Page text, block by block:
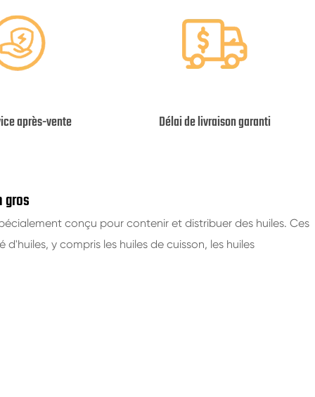
après-vente Délai de livraison garanti
gros
conçu pour contenir et distribuer des huiles. Ces
y compris les huiles de cuisson, les huiles